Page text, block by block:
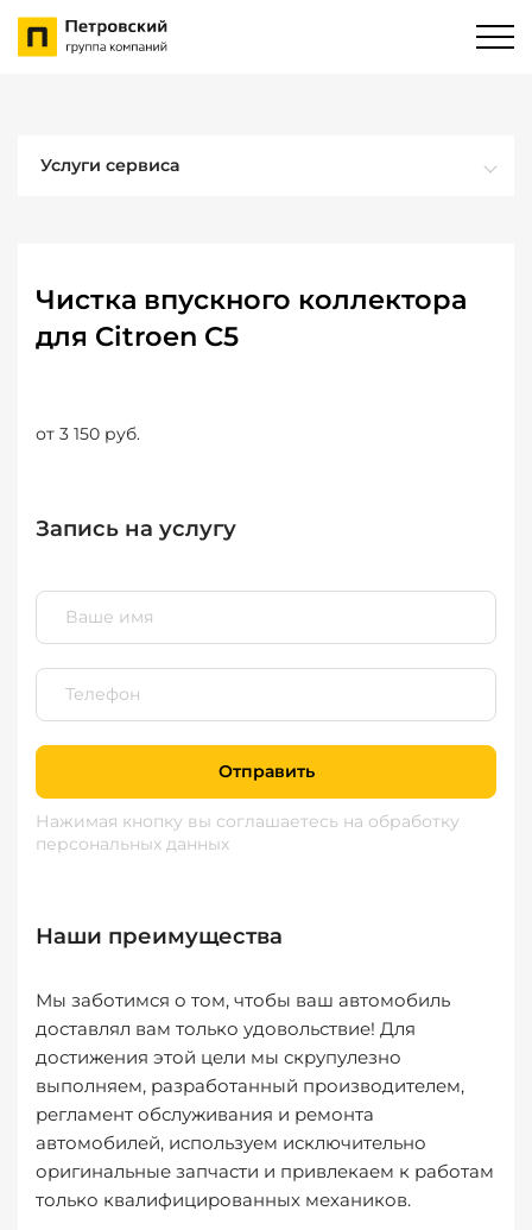
Услуги сервиса
Чистка впускного коллектора
для Citroen C5
от 3 150 руб.
Запись на услугу
Отправить
Нажимая кнопку вы соглашаетесь на обработку
персональных данных
Наши преимущества
Мы заботимся о том, чтобы ваш автомобиль
доставлял вам только удовольствие! Для
достижения этой цели мы скрупулезно
выполняем, разработанный производителем,
регламент обслуживания и ремонта
автомобилей, используем исключительно
оригинальные запчасти и привлекаем к работам
только квалифицированных механиков.